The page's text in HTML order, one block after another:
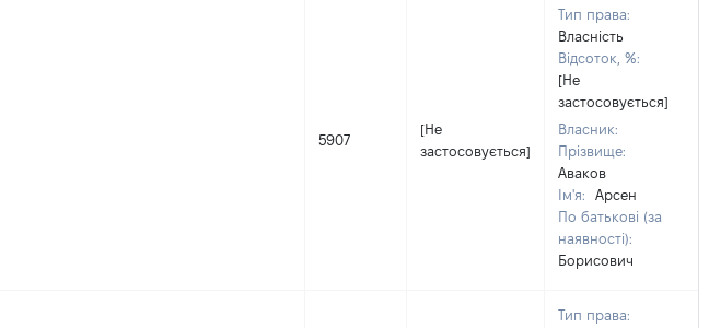
5907
[Не
застосовується]
Тип права:
Власність
Відсоток, %:
[Не
застосовується]
Власник:
Прізвище:
Аваков
Ім'я:
Арсен
По батькові (за
наявності):
Борисович
Тип права: